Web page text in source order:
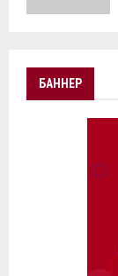
БАННЕР